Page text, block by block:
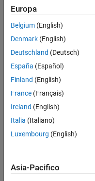
Inport
Outport
Specification
data
Unit System
Configuration
Conversion
Europa
Belgium (English)
Denmark (English)
Deutschland (Deutsch)
España (Español)
Finland (English)
France (Français)
Ireland (English)
Italia (Italiano)
Luxembourg (English)
Asia-Pacifico